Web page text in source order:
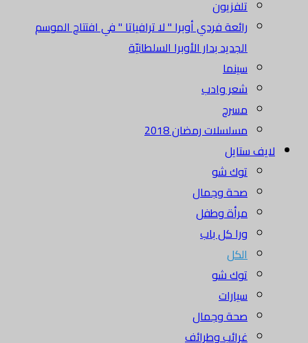
تلفزيون
رائعة فردي أوبرا " لا ترافياتا " في افتتاح الموسم
الجديد بدار الأوبرا السلطانيّة
سينما
شعر وادب
مسرح
مسلسلات رمضان 2018
لايف ستايل
توك شو
صحة وجمال
مرأة وطفل
ورا كل باب
الكل
توك شو
سيارات
صحة وجمال
غرائب وطرائف